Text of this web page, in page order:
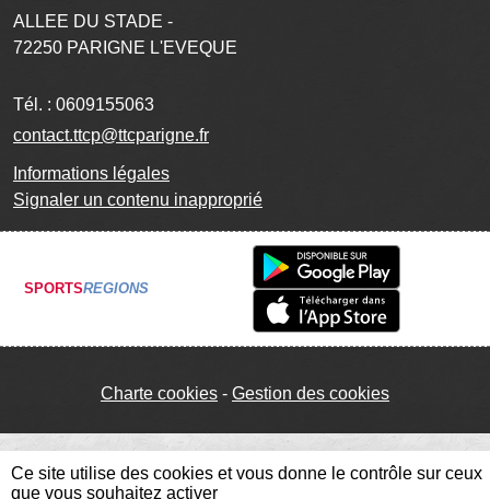
ALLEE DU STADE -
72250 PARIGNE L'EVEQUE
Tél. : 0609155063
contact.ttcp@ttcparigne.fr
Informations légales
Signaler un contenu inapproprié
SPORTSREGIONS
Charte cookies Gestion des cookies
Ce site utilise des cookies et vous donne le contrôle sur ceux
que vous souhaitez activer